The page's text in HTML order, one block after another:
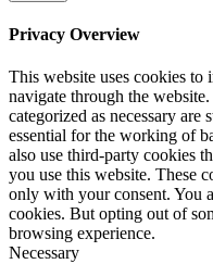
Privacy Overview
This website uses cookies
navigate through the
categorized as necessary are
essential for the working of
also use third-party cookies
you use this website. These
only with your consent. You
cookies. But opting out of
browsing experience.
Necessary